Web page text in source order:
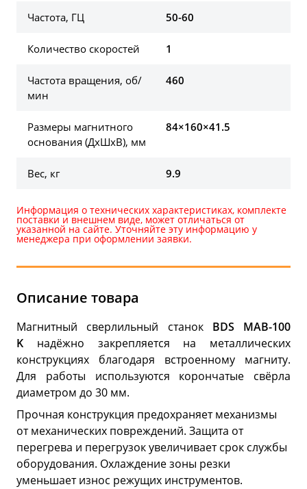
Частота, ГЦ 50-60
Количество скоростей 1
Частота вращения, об/
мин
460
Размеры магнитного
основания (ДхШхВ), мм
84×160×41.5
Вес, кг 9.9
Информация о технических характеристиках, комплекте
поставки и внешнем виде, может отличаться от
указанной на сайте. Уточняйте эту информацию у
менеджера при оформлении заявки.
Описание товара
Магнитный сверлильный станокBDS MAB-100
K надёжно закрепляется на металлических
конструкциях благодаря встроенному магниту.
Для работы используются корончатые свёрла
диаметром до 30 мм.
Прочная конструкция предохраняет механизмы
от механических повреждений. Защита от
перегрева и перегрузок увеличивает срок службы
оборудования. Охлаждение зоны резки
уменьшает износ режущих инструментов.